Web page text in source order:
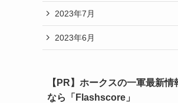
2023年7月
2023年6月
【PR】ホークスの一軍最新情
なら「Flashscore」